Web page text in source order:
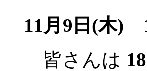
11月9日(木)
皆さんは